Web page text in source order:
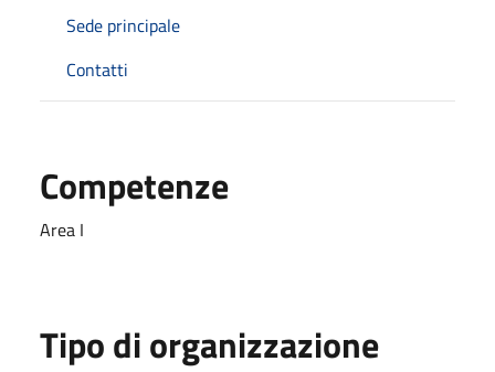
Sede principale
Contatti
Competenze
Area I
Tipo di organizzazione